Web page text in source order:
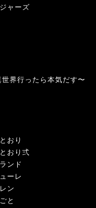
ャーズ
界行ったら本気だす〜
おり
おり弍
ンド
ーレ
ン
と